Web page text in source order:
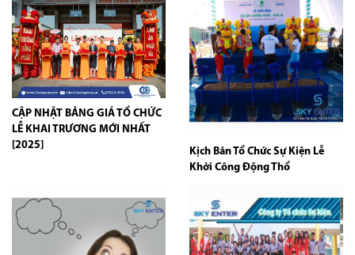
CẬP NHẬT BẢNG GIÁ TỔ CHỨC
LỄ KHAI TRƯƠNG MỚI NHẤT
[2025]
Kịch Bản Tổ Chức Sự Kiện Lễ
Khởi Công Động Thổ